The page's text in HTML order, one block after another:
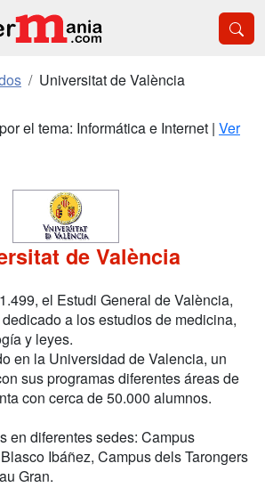
Universitat de València
el tema: Informática e Internet | Ver
de València
el Estudi General de València,
a los estudios de medicina,
y leyes.
en la Universidad de Valencia, un
sus programas diferentes áreas de
con cerca de 50.000 alumnos.
en diferentes sedes: Campus
Ibáñez, Campus dels Tarongers
Gran.